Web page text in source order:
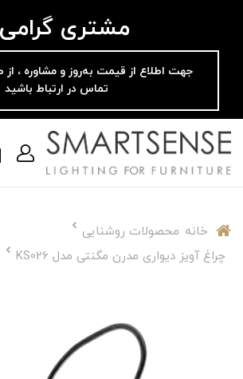
مشتری گرامی
جهت اطلاع از قیمت به‌روز و مشاوره ،
تماس در ارتباط باشید
خانه محصولات روشنایی
چراغ آویز دیواری مدرن مگنتی مدل KS026